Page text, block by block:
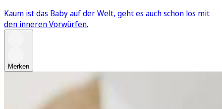
Kaum ist das Baby auf der Welt, geht es auch schon los mit
den inneren Vorwürfen.
Merken